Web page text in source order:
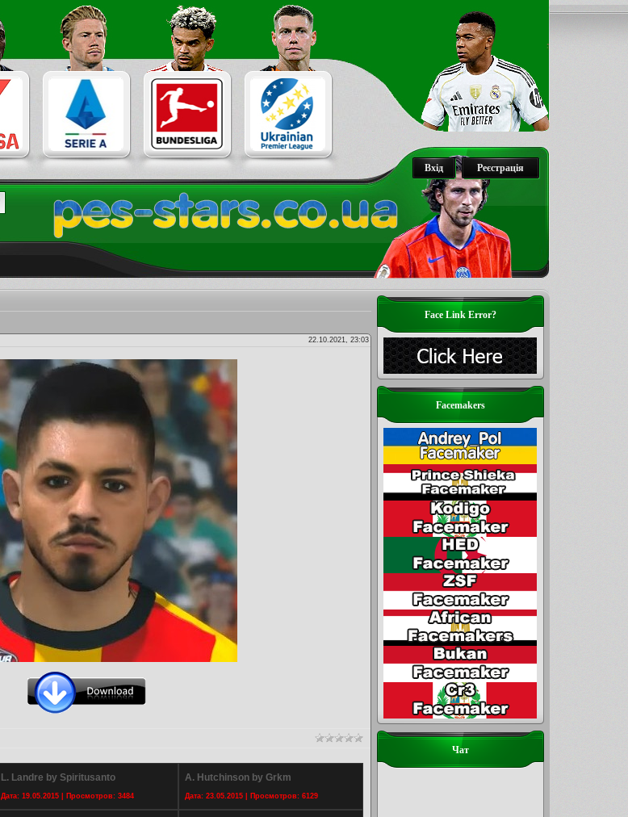
Реєстрація
Вхід
22.10.2021, 23:03
L. Landre by Spiritusanto
Дата: 19.05.2015 | Просмотров: 3484
A. Hutchinson by Grkm
Дата: 23.05.2015 | Просмотров: 6129
Face Link Error?
Facemakers
Чат